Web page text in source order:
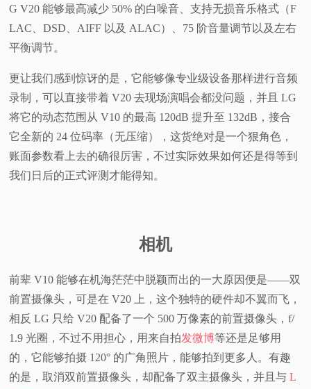
G V20 能够最高减少 50% 的白噪音、支持无损音乐格式（F
LAC、DSD、AIFF 以及 ALAC）、75 阶音量调节以及左右
平衡调节。
更让我们感到惊讶的是，它能够像专业级设备那样进行音频
录制，可以直接带着 V20 去现场演唱会都没问题，并且 LG
将它的动态范围从 V10 的最高 120dB 提升至 132dB，接合
它全新的 24 位码率（无压缩），这货绝对是一个狠角色，
账面参数看上去的确很厉害，不过实际效果如何还是得等到
我们日后的正式评测才能得知。
相机
前辈 V10 能够在机海茫茫中脱颖而出的一大原因便是——双
前置摄像头，可是在 V20 上，这个独特的硬件却不翼而飞，
相反 LG 只给 V20 配备了一个 500 万像素的前置摄像头，f/
1.9 光圈，不过不用担心，用来自拍发微博等还是足够用
的，它能够拍摄 120° 的广角照片，能够拍到更多人。有趣
的是，取消双前置摄像头，却配备了双主摄像头，并且与L